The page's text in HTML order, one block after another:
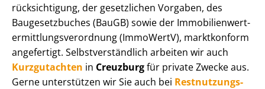
rück­sich­ti­gung, der gesetzlichen Vorgaben, des
Baugesetzbuches (BauGB) sowie der Im­mo­bi­li­en­wert­
ermitt­lungs­ver­ord­nung (ImmoWertV), marktkonform
angefertigt. Selbst­ver­ständ­lich arbeiten wir auch
Kurzgutachten in Creuzburgfür private Zwecke aus.
Gerne unterstützen wir Sie auch bei Rest­nut­zungs­